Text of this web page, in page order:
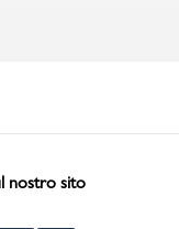
nostro sito